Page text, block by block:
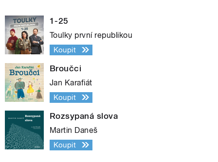
1-25
Toulky první republikou
Koupit
Broučci
Jan Karafiát
Koupit
Rozsypaná slova
Martin Daneš
Koupit